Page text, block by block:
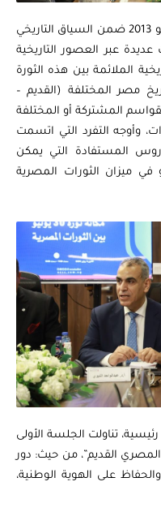
واستهدفت الورشة وضع ثورة 30 يونيو 2013 ضمن السياق التاريخي
عبر العصور التاريخية
الملائمة بين هذه الثورة
مصر المختلفة (القديم –
المشتركة أو المختلفة
وأوجه التفرد التي اتسمت
المستفادة التي يمكن
دراسة ثورة 30 يونيو في ميزان الثورات المصرية
تناولت الجلسة الأولى
المصري القديم”، من حيث: دور
على الهوية الوطنية،